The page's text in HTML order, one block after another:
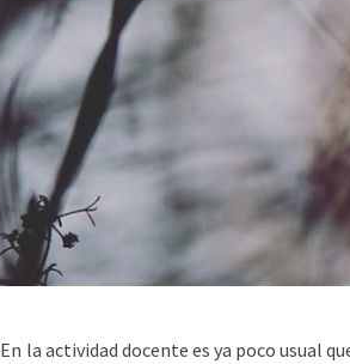
En la actividad docente es ya poco usual